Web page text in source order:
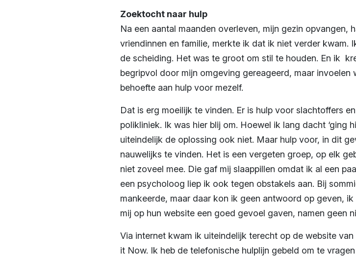
Zoektocht naar hulp
Na een aantal maanden overleven, mijn gezin opvangen,
vriendinnen en familie, merkte ik dat ik niet verder kwam.
de scheiding. Het was te groot om stil te houden. En ik
begripvol door mijn omgeving gereageerd, maar invoelen
behoefte aan hulp voor mezelf.
Dat is erg moeilijk te vinden. Er is hulp voor slachtoffers
polikliniek. Ik was hier blij om. Hoewel ik lang dacht ‘ging
uiteindelijk de oplossing ook niet. Maar hulp voor, in dit
nauwelijks te vinden. Het is een vergeten groep, op elk
niet zoveel mee. Die gaf mij slaappillen omdat ik al een
een psycholoog liep ik ook tegen obstakels aan. Bij
mankeerde, maar daar kon ik geen antwoord op geven,
mij op hun website een goed gevoel gaven, namen geen
Via internet kwam ik uiteindelijk terecht op de website
it Now. Ik heb de telefonische hulplijn gebeld om te